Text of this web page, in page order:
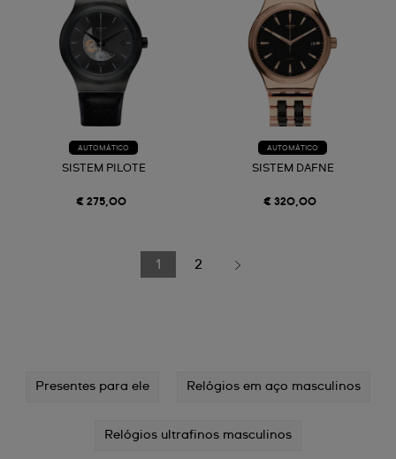
AUTOMÁTICO
SISTEM PILOTE
€ 275,00
AUTOMÁTICO
SISTEM DAFNE
€ 320,00
1 2
Presentes para ele Relógios em aço masculinos
Relógios ultrafinos masculinos